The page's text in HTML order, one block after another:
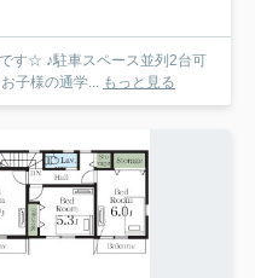
す☆ ♪駐車スペース並列2台可
お子様の通学...
もっと見る